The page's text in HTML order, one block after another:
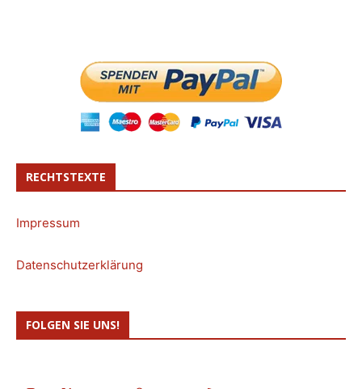
RECHTSTEXTE
Impressum
Datenschutzerklärung
FOLGEN SIE UNS!